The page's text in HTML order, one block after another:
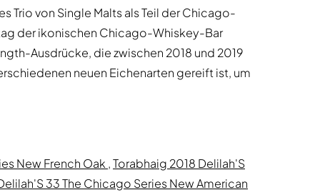
Trio von Single Malts als Teil der Chicago-
der ikonischen Chicago-Whiskey-Bar
Ausdrücke, die zwischen 2018 und 2019
neuen Eichenarten gereift ist, um
New French Oak,Torabhaig 2018 Delilah'S
33 The Chicago Series New American